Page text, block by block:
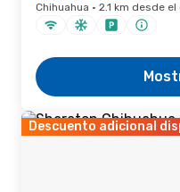
Chihuahua · 2.1 km desde
Descuento adicional